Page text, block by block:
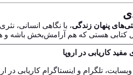
پنهان زندگی، با نگاهی انسانی،
کتابی هستی که هم آرامش‌بخش باشه و
کاریابی در اروپا
تلگرام و اینستاگرام کاریابی در